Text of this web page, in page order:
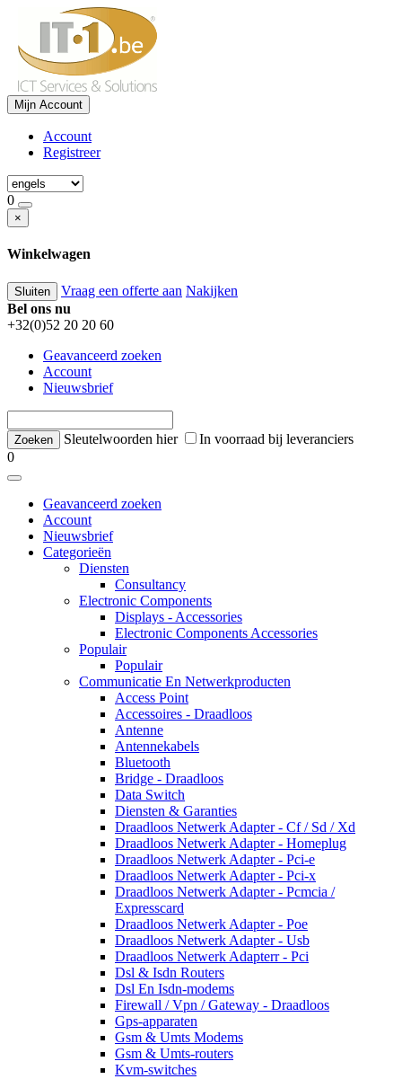
Mijn Account
Account
Registreer
0
×
Winkelwagen
Sluiten Vraag een offerte aan Nakijken
Bel ons nu
+32(0)52 20 20 60
Geavanceerd zoeken
Account
Nieuwsbrief
Sleutelwoorden hier
In voorraad bij leveranciers
0
Geavanceerd zoeken
Account
Nieuwsbrief
Categorieën
Diensten
Consultancy
Electronic Components
Displays - Accessories
Electronic Components Accessories
Populair
Populair
Communicatie En Netwerkproducten
Access Point
Accessoires - Draadloos
Antenne
Antennekabels
Bluetooth
Bridge - Draadloos
Data Switch
Diensten & Garanties
Draadloos Netwerk Adapter - Cf / Sd / Xd
Draadloos Netwerk Adapter - Homeplug
Draadloos Netwerk Adapter - Pci-e
Draadloos Netwerk Adapter - Pci-x
Draadloos Netwerk Adapter - Pcmcia /
Expresscard
Draadloos Netwerk Adapter - Poe
Draadloos Netwerk Adapter - Usb
Draadloos Netwerk Adapterr - Pci
Dsl & Isdn Routers
Dsl En Isdn-modems
Firewall / Vpn / Gateway - Draadloos
Gps-apparaten
Gsm & Umts Modems
Gsm & Umts-routers
Kvm-switches